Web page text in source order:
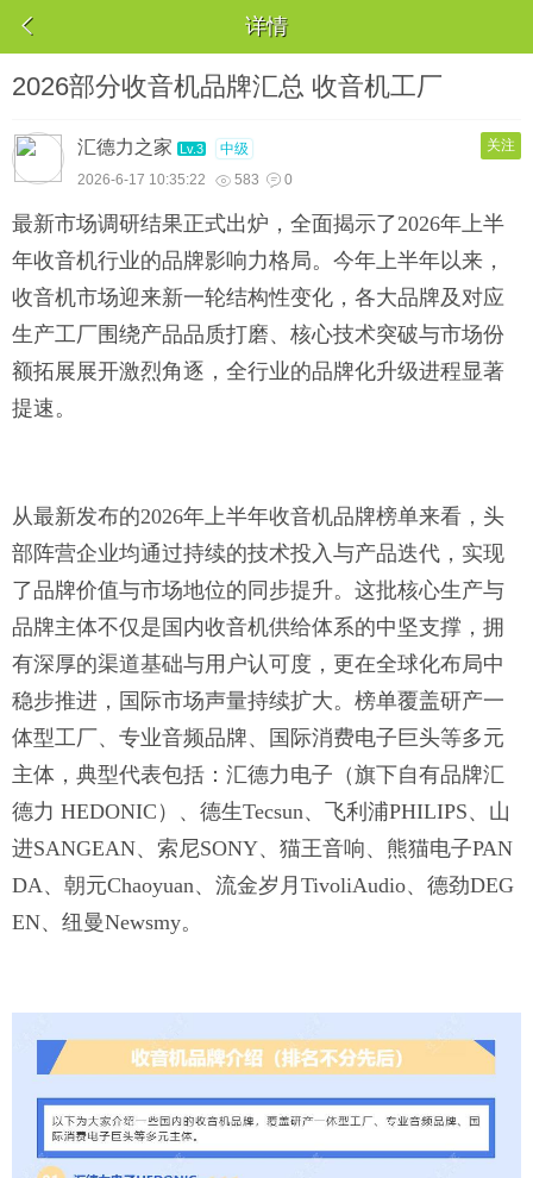
 详情
2026部分收音机品牌汇总 收音机工厂
汇德力之家 Lv.3 中级 关注
2026-6-17 10:35:22  583  0
最新市场调研结果正式出炉，全面揭示了2026年上半
年收音机行业的品牌影响力格局。今年上半年以来，
收音机市场迎来新一轮结构性变化，各大品牌及对应
生产工厂围绕产品品质打磨、核心技术突破与市场份
额拓展展开激烈角逐，全行业的品牌化升级进程显著
提速。
从最新发布的2026年上半年收音机品牌榜单来看，头
部阵营企业均通过持续的技术投入与产品迭代，实现
了品牌价值与市场地位的同步提升。这批核心生产与
品牌主体不仅是国内收音机供给体系的中坚支撑，拥
有深厚的渠道基础与用户认可度，更在全球化布局中
稳步推进，国际市场声量持续扩大。榜单覆盖研产一
体型工厂、专业音频品牌、国际消费电子巨头等多元
主体，典型代表包括：汇德力电子（旗下自有品牌汇
德力 HEDONIC）、德生Tecsun、飞利浦PHILIPS、山
进SANGEAN、索尼SONY、猫王音响、熊猫电子PAN
DA、朝元Chaoyuan、流金岁月TivoliAudio、德劲DEG
EN、纽曼Newsmy。